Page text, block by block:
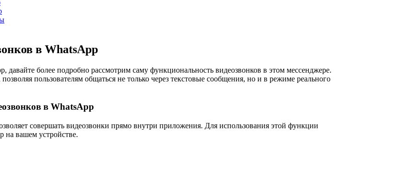
в WhatsApp
более подробно рассмотрим саму функциональность видеозвонков в этом мессенджере.
пользователям общаться не только через текстовые сообщения, но и в режиме реального
в WhatsApp
совершать видеозвонки прямо внутри приложения. Для использования этой функции
на вашем устройстве.